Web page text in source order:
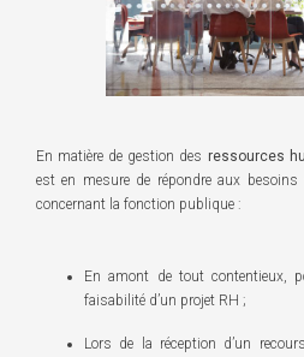
En matière de gestion des ressources
est en mesure de répondre aux
concernant la fonction publique :
En amont de tout contentieux,
faisabilité d’un projet RH ;
Lors de la réception d’un